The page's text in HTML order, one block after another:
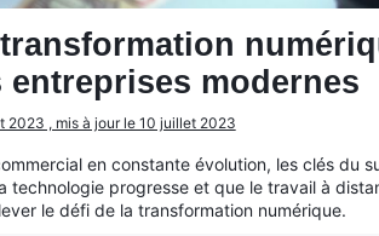
entreprises modernes
2023 , mis à jour le 10 juillet 2023
en constante évolution, les clés du
technologie progresse et que le travail à
le défi de la transformation numérique.